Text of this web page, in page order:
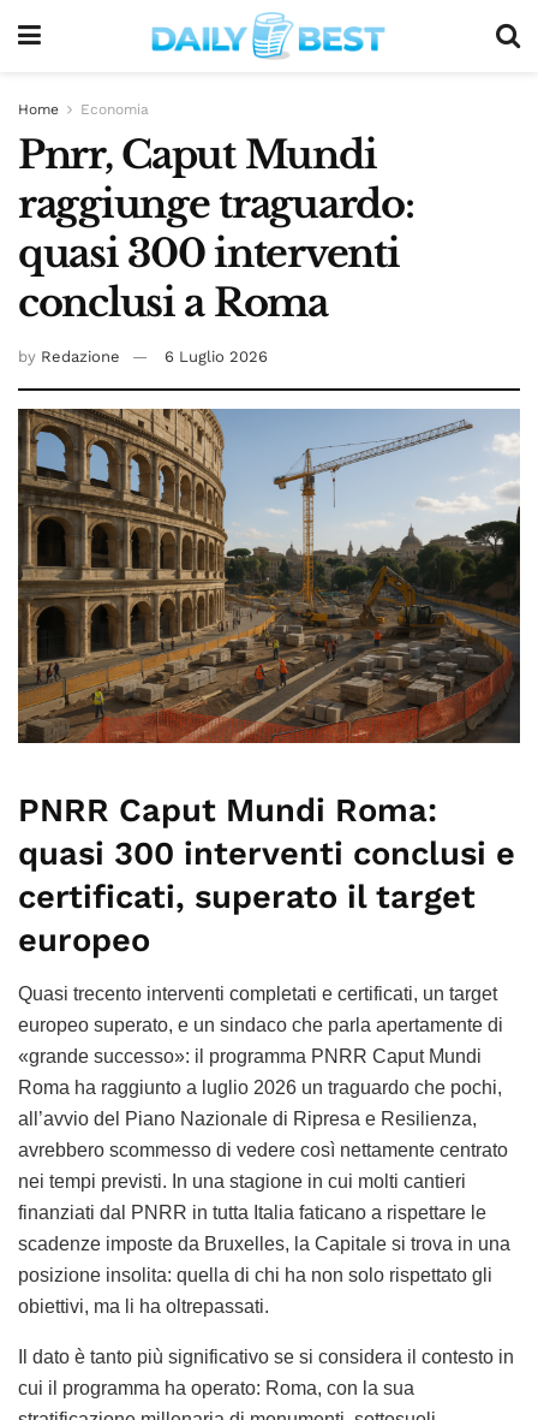
Home Economia
Pnrr, Caput Mundi
raggiunge traguardo:
quasi 300 interventi
conclusi a Roma
by Redazione 6 Luglio 2026
PNRR Caput Mundi Roma:
quasi 300 interventi conclusi e
certificati, superato il target
europeo
Quasi trecento interventi completati e certificati, un target
europeo superato, e un sindaco che parla apertamente di
«grande successo»: il programma PNRR Caput Mundi
Roma ha raggiunto a luglio 2026 un traguardo che pochi,
all’avvio del Piano Nazionale di Ripresa e Resilienza,
avrebbero scommesso di vedere così nettamente centrato
nei tempi previsti. In una stagione in cui molti cantieri
finanziati dal PNRR in tutta Italia faticano a rispettare le
scadenze imposte da Bruxelles, la Capitale si trova in una
posizione insolita: quella di chi ha non solo rispettato gli
obiettivi, ma li ha oltrepassati.
Il dato è tanto più significativo se si considera il contesto in
cui il programma ha operato: Roma, con la sua